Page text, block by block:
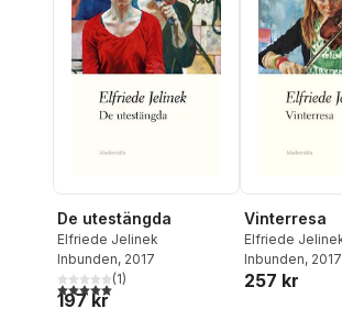
De utestängda
Elfriede Jelinek
Inbunden, 2017
5,0utav 5 stjärnor. Totalt antal röster:
(1)
197 kr
Vinterresa
Elfriede
Inbunden, 2017
257 kr